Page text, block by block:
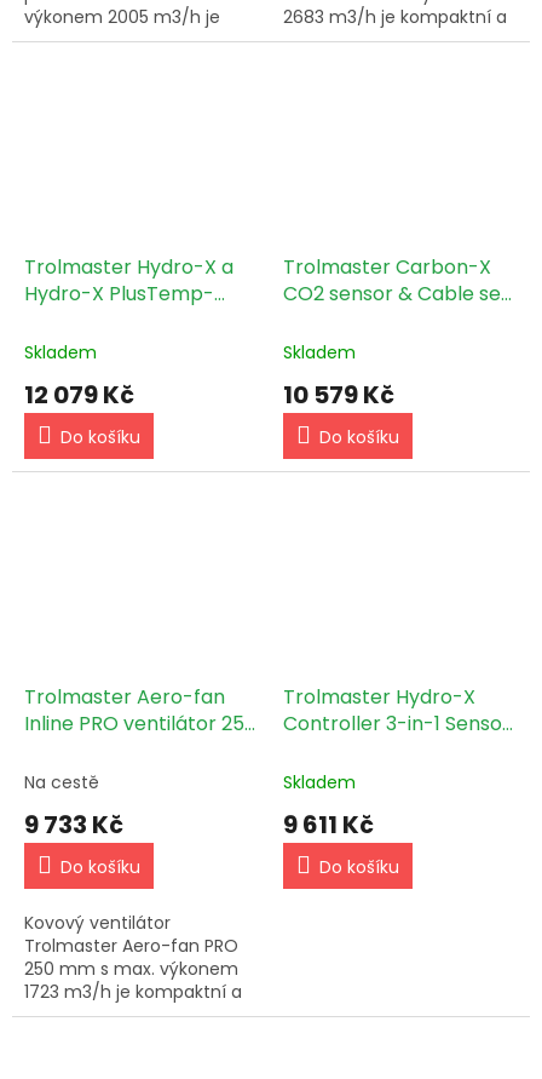
výkonem 2005 m3/h je
kompaktní a účinný
2683 m3/h je kompaktní a
účinný ventilátor určený ke
Trolmaster Hydro-X a
Hydro-X PlusTemp-
in-1 Sensor (MBS-PRO)
Skladem
12 079 Kč
Do košíku
Trolmaster Carbon-X
CO2 sensor & Cable set
Skladem
10 579 Kč
Do košíku
Trolmaster Aero-fan
Inline PRO ventilátor 250
10M)
Na cestě
9 733 Kč
Do košíku
Kovový ventilátor
Trolmaster Aero-fan PRO
250 mm s max. výkonem
1723 m3/h je kompaktní a
účinný ventilátor určený ke
Trolmaster Hydro-X
Controller 3-in-1 Sensor
Skladem
9 611 Kč
Do košíku